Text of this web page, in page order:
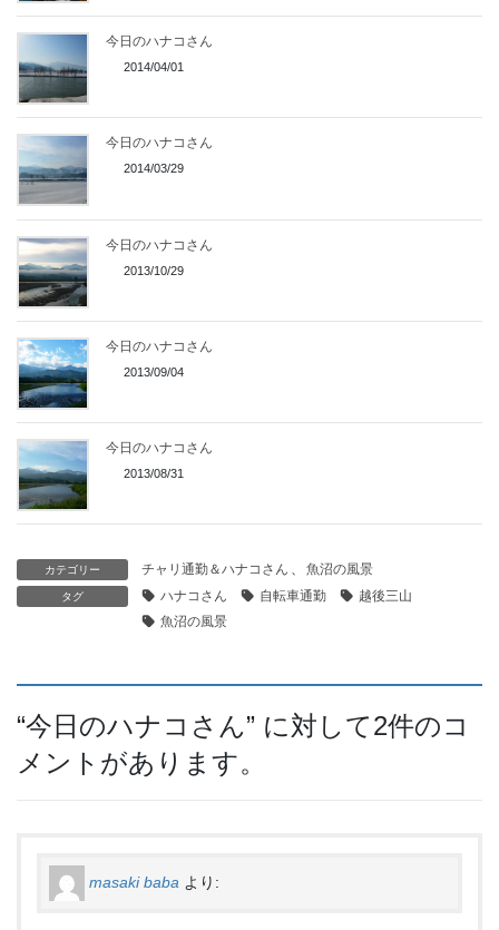
今日のハナコさん
2014/04/01
今日のハナコさん
2014/03/29
今日のハナコさん
2013/10/29
今日のハナコさん
2013/09/04
今日のハナコさん
2013/08/31
カテゴリー チャリ通勤＆ハナコさん 、 魚沼の風景
タグ ハナコさん 自転車通勤
越後三山
魚沼の風景
“今日のハナコさん” に対して2件のコ
メントがあります。
masaki baba より: